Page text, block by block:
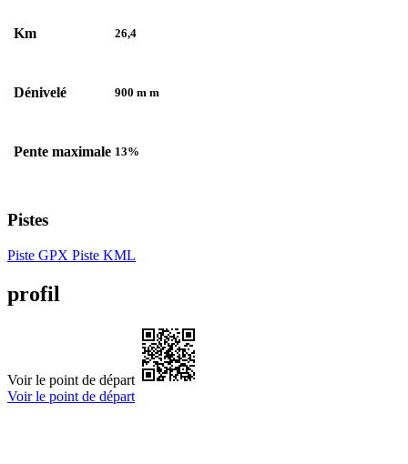
Km 26,4
Dénivelé 900 m m
Pente maximale 13%
Pistes
Piste GPX Piste KML
profil
Voir le point de départ
Voir le point de départ